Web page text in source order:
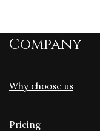
Company
Why choose us
Pricing